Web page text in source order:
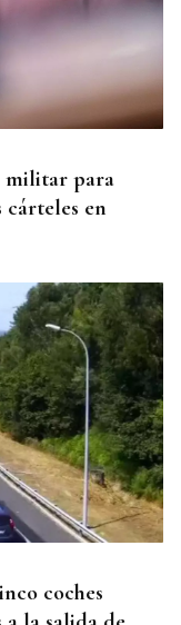
militar para
en
coches